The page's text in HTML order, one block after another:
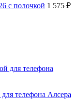
с полочкой 1 575 ₽
телефона Алсера